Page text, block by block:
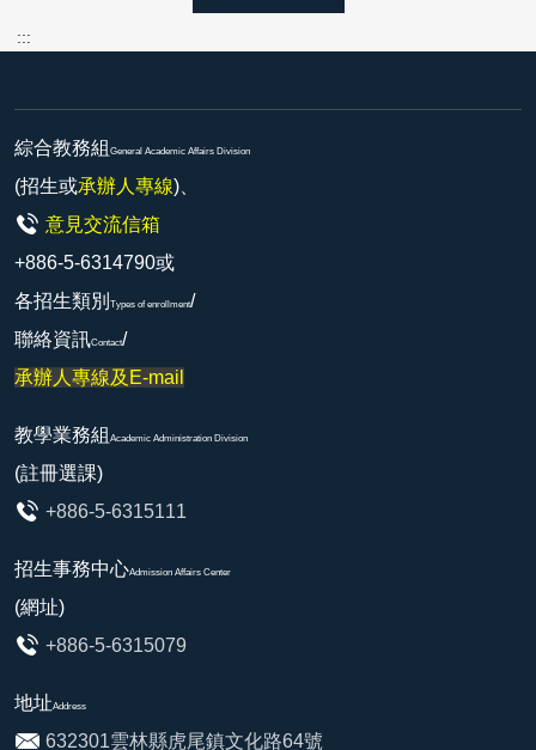
:::
綜合教務組 General Academic Affairs Division
(招生或承辦人專線)、
意見交流信箱
+886-5-6314790或
各招生類別 Types of enrollment/
聯絡資訊Contact/
承辦人專線及E-mail
教學業務組 Academic Administration Division
(註冊選課)
+886-5-6315111
招生事務中心Admission Affairs Center
(網址)
+886-5-6315079
地址Address
632301雲林縣虎尾鎮文化路64號